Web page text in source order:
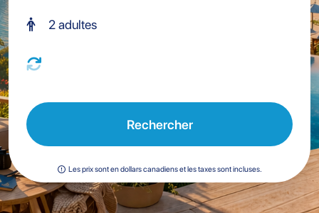
Rechercher
Les prix sont en dollars canadiens et les taxes sont incluses.